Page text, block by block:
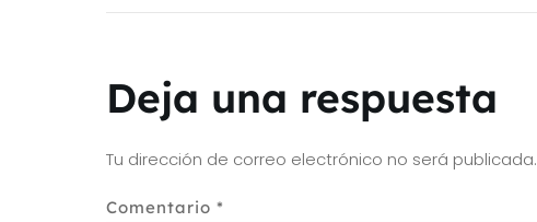
Deja una respuesta
Tu dirección de correo electrónico no será publicada.
Comentario *